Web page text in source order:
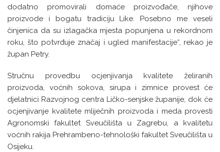
dodatno promovirali domaće proizvođače, njihove
proizvode i bogatu tradiciju Like. Posebno me veseli
činjenica da su izlagačka mjesta popunjena u rekordnom
roku, što potvrđuje značaj i ugled manifestacije“, rekao je
župan Petry.
Stručnu provedbu ocjenjivanja kvalitete želiranih
proizvoda, voćnih sokova, sirupa i zimnice provest će
djelatnici Razvojnog centra Ličko-senjske županije, dok će
ocjenjivanje kvalitete mliječnih proizvoda i meda provesti
Agronomski fakultet Sveučilišta u Zagrebu, a kvalitetu
voćnih rakija Prehrambeno-tehnološki fakultet Sveučilišta u
Osijeku.